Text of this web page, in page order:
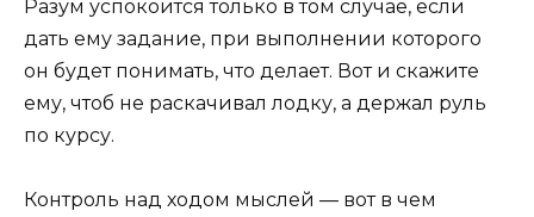
Разум успокоится только в том случае, если
дать ему задание, при выполнении которого
он будет понимать, что делает. Вот и скажите
ему, чтоб не раскачивал лодку, а держал руль
по курсу.
Контроль над ходом мыслей — вот в чем